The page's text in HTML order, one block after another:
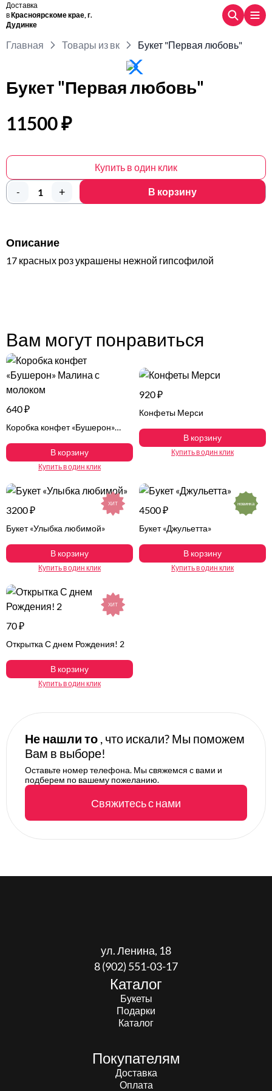
Доставка
вКрасноярскоме крае, г.
Дудинке
Главная Товары из вк Букет "Первая любовь"
Букет "Первая любовь"
11500 ₽
Купить в один клик
- + В корзину
Описание
17 красных роз украшены нежной гипсофилой
Вам могут понравиться
640 ₽
Коробка конфет «Бушерон»
Купить в один клик
В корзину
920 ₽
Конфеты Мерси
Купить в один клик
В корзину
3200 ₽
Букет «Улыбка любимой»
Купить в один клик
В корзину
ХИТ
4500 ₽
Букет «Джульетта»
Купить в один клик
В корзину
новинка
70 ₽
Открытка С днем Рождения! 2
Купить в один клик
В корзину
ХИТ
Не нашли то , что искали? Мы поможем
Вам в выборе!
Оставьте номер телефона. Мы свяжемся с вами и
подберем по вашему пожеланию.
Свяжитесь с нами
ул. Ленина, 18
8 (902) 551-03-17
Каталог
Букеты
Подарки
Каталог
Покупателям
Доставка
Оплата